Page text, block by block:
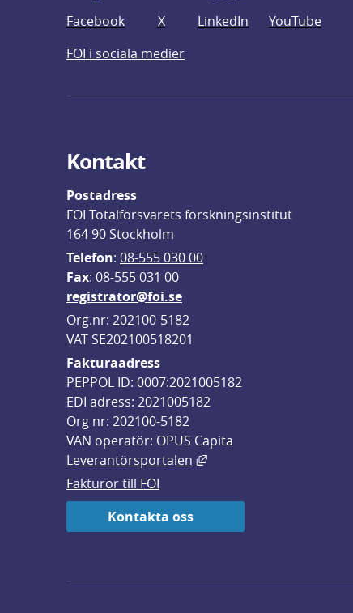
Facebook X LinkedIn
YouTube
FOI i sociala medier
Kontakt
Postadress
FOI Totalförsvarets forskningsinstitut
164 90 Stockholm
Telefon: 08-555 030 00
Fax: 08-555 031 00
registrator@foi.se
Org.nr: 202100-5182
VAT SE202100518201
Fakturaadress
PEPPOL ID: 0007:2021005182
EDI adress: 2021005182
Org nr: 202100-5182
VAN operatör: OPUS Capita
Leverantörsportalen
Länk till annan
Fakturor till FOI
Kontakta oss